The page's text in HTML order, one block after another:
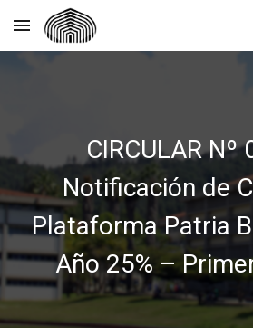
Skip to main content
CIRCULAR
Notificación de
Plataforma Patria
Año 25% –